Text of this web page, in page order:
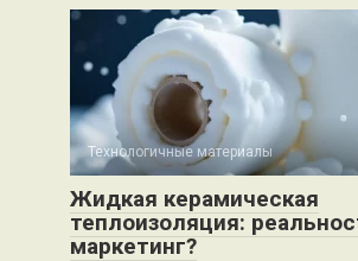
Технологичные материалы
Жидкая керамическая
теплоизоляция:
маркетинг?